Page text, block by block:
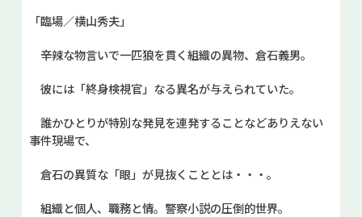
「臨場／横山秀夫」
辛辣な物言いで一匹狼を貫く組織の異物、倉石義男。
彼には「終身検視官」なる異名が与えられていた。
誰かひとりが特別な発見を連発することなどありえない
事件現場で、
倉石の異質な「眼」が見抜くこととは・・・。
組織と個人、職務と情。警察小説の圧倒的世界。